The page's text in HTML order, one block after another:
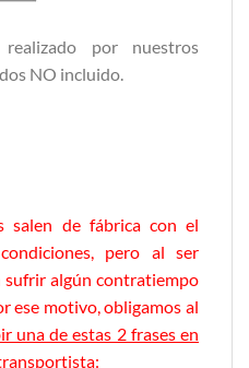
por nuestros
NO incluido.
salen de fábrica con el
pero al ser
algún contratiempo
ese motivo, obligamos al
una de estas 2 frases en
: